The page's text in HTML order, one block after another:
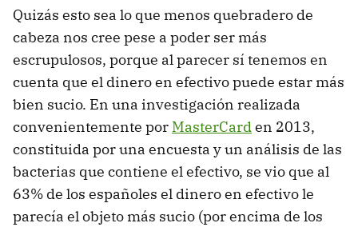
Quizás esto sea lo que menos quebradero de
cabeza nos cree pese a poder ser más
escrupulosos, porque al parecer sí tenemos en
cuenta que el dinero en efectivo puede estar más
bien sucio. En una investigación realizada
convenientemente por MasterCarden 2013,
constituida por una encuesta y un análisis de las
bacterias que contiene el efectivo, se vio que al
63% de los españoles el dinero en efectivo le
parecía el objeto más sucio (por encima de los